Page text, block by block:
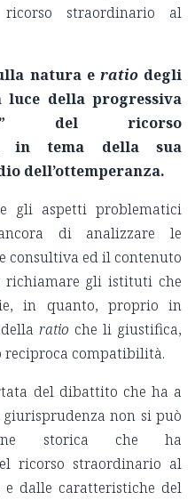
ricorso straordinario al
natura e ratio degli
della progressiva
del ricorso
in tema della sua
dell’ottemperanza.
gli aspetti problematici
di analizzare le
consultiva ed il contenuto
richiamare gli istituti che
in quanto, proprio in
ratio che li giustifica,
reciproca compatibilità.
del dibattito che ha a
non si può
storica che ha
ricorso straordinario al
e dalle caratteristiche del